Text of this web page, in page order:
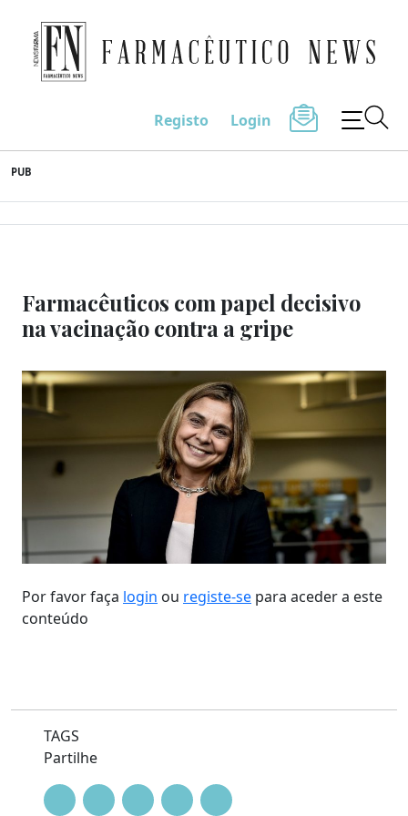
to
content
Farmacêutico News
Registo Login
PUB
Farmacêuticos com papel decisivo
na vacinação contra a gripe
Por favor faça login ou registe-se para aceder a este
conteúdo
TAGS
Partilhe